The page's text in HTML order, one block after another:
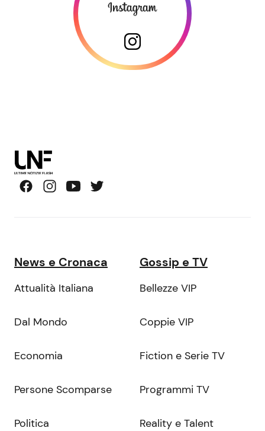
News e Cronaca
Attualità Italiana
Dal Mondo
Economia
Persone Scomparse
Politica
Gossip e TV
Bellezze VIP
Coppie VIP
Fiction e Serie TV
Programmi TV
Reality e Talent